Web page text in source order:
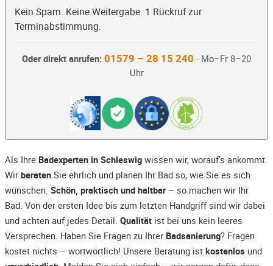
Kein Spam. Keine Weitergabe. 1 Rückruf zur
Terminabstimmung.
Oder direkt anrufen: 01579 – 28 15 240 · Mo–Fr 8–20
Uhr
Als Ihre Badexperten in Schleswig wissen wir, worauf’s ankommt.
Wir beraten Sie ehrlich und planen Ihr Bad so, wie Sie es sich
wünschen. Schön, praktisch und haltbar– so machen wir Ihr
Bad. Von der ersten Idee bis zum letzten Handgriff sind wir dabei
und achten auf jedes Detail. Qualität ist bei uns kein leeres
Versprechen. Haben Sie Fragen zu Ihrer Badsanierung? Fragen
kostet nichts – wortwörtlich! Unsere Beratung ist kostenlos und